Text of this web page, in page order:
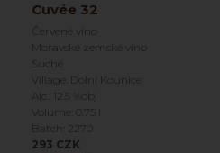
Cuvée 32
Červené víno
Moravské zemské víno
Suché
Village: Dolní Kounice
Alc.: 12.5 %obj
Volume: 0.75 l
Batch: 2270
293 CZK